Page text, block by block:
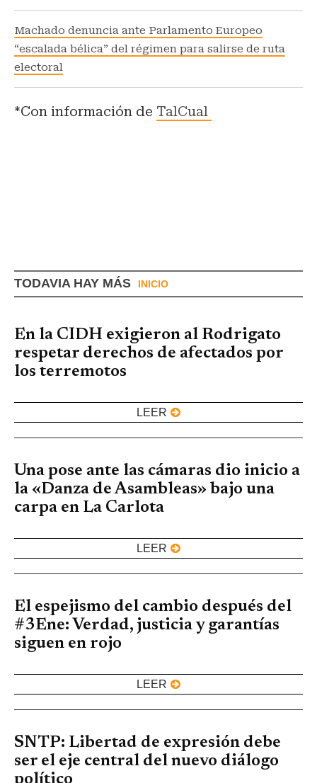
Machado denuncia ante Parlamento Europeo
“escalada bélica” del régimen para salirse de ruta
electoral
*Con información de TalCual
TODAVIA HAY MÁS INICIO
En la CIDH exigieron al Rodrigato
respetar derechos de afectados por
los terremotos
LEER
Una pose ante las cámaras dio inicio a
la «Danza de Asambleas» bajo una
carpa en La Carlota
LEER
El espejismo del cambio después del
#3Ene: Verdad, justicia y garantías
siguen en rojo
LEER
SNTP: Libertad de expresión debe
ser el eje central del nuevo diálogo
político